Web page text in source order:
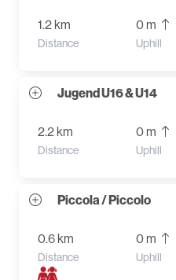
1.2 km
Distance
0 m
Uphill
Jugend U16 & U14
2.2 km
Distance
0 m
Uphill
Piccola / Piccolo
0.6 km
Distance
0 m
Uphill